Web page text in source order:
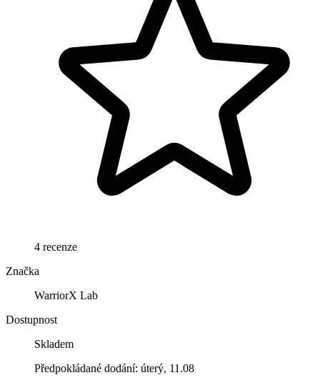
4 recenze
Značka
WarriorX Lab
Dostupnost
Skladem
Předpokládané dodání: úterý, 11.08